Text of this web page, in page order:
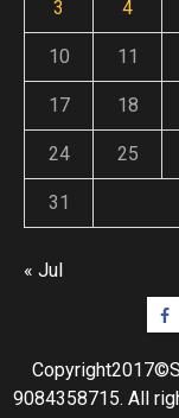
3 4
10 11
17 18
24 25
31
« Jul
9084358715. All